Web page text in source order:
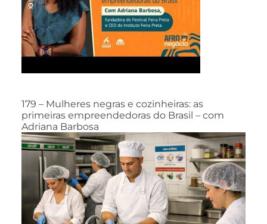
179 – Mulheres negras e cozinheiras: as
primeiras empreendedoras do Brasil – com
Adriana Barbosa